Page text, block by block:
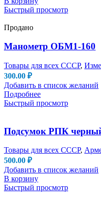
Быстрый просмотр
Продано
Манометр ОБМ1-160
Товары для всех СССР,
300.00 ₽
Добавить в список желаний
Подробнее
Быстрый просмотр
Подсумок РПК
Товары для всех СССР,
500.00 ₽
Добавить в список желаний
В корзину
Быстрый просмотр